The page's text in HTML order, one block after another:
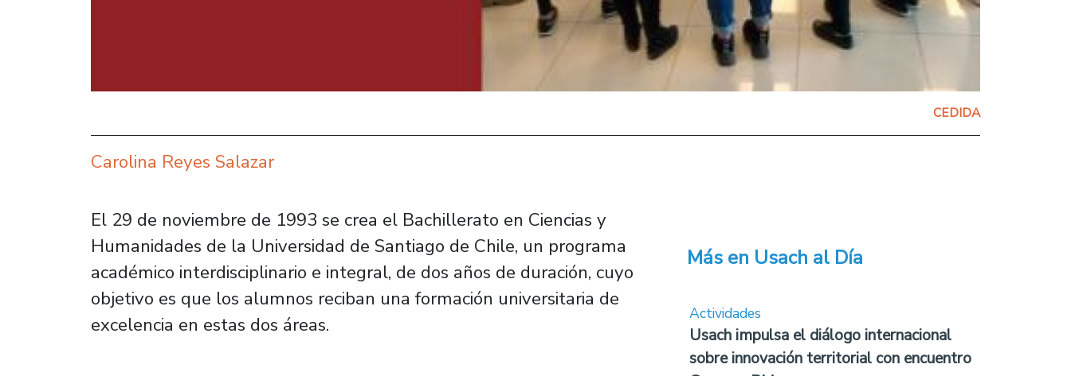
CEDIDA
Carolina Reyes Salazar
El 29 de noviembre de 1993 se crea el Bachillerato en Ciencias y
Humanidades de la Universidad de Santiago de Chile, un programa
académico interdisciplinario e integral, de dos años de duración, cuyo
objetivo es que los alumnos reciban una formación universitaria de
excelencia en estas dos áreas.
Más en Usach al Día
Actividades
Usach impulsa el diálogo internacional
sobre innovación territorial con encuentro